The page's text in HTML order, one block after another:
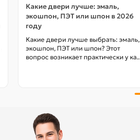
Какие двери лучше: эмаль,
экошпон, ПЭТ или шпон в 2026
году
Какие двери лучше выбрать: эмаль,
экошпон, ПЭТ или шпон? Этот
вопрос возникает практически у ка..